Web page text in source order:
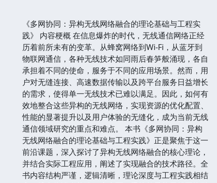
《多网协同：异构无线网络融合的理论基础与工程实
践》 内容梗概 在信息爆炸的时代，无线通信网络正经
历着前所未有的变革。从蜂窝网络到Wi-Fi，从蓝牙到
物联网通信，各种无线技术如同雨后春笋般涌现，各自
承担着不同的使命，服务于不同的应用场景。然而，用
户对无缝连接、高速数据传输以及跨平台服务日益增长
的需求，使得单一无线技术已难以满足。因此，如何有
效地整合这些异构的无线网络，实现资源的优化配置、
性能的显著提升以及用户体验的无缝化，成为当前无线
通信领域研究的重点和难点。 本书《多网协同：异构
无线网络融合的理论基础与工程实践》正是聚焦于这一
前沿课题，深入探讨了异构无线网络融合的核心理论，
并结合实际工程应用，阐述了实现融合的技术路径。全
书内容结构严谨，逻辑清晰，理论深度与工程实践相结